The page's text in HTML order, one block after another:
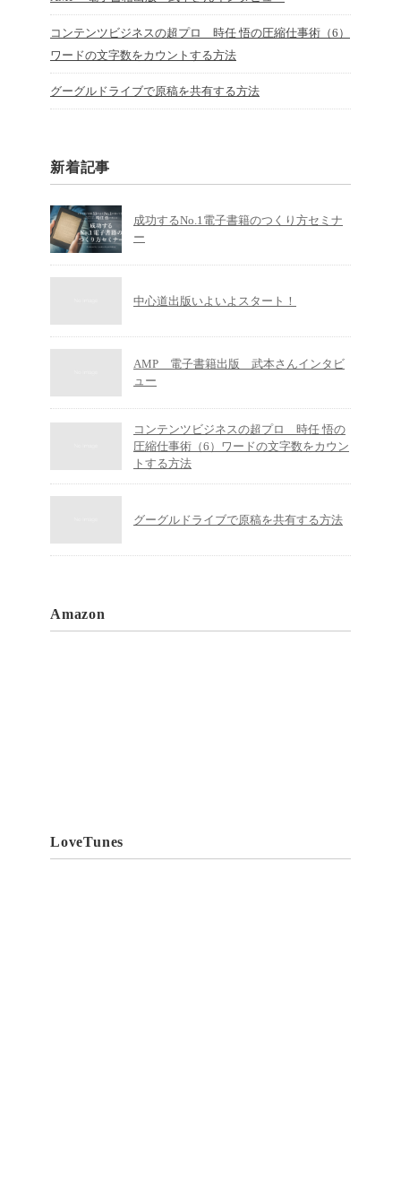
コンテンツビジネスの超プロ 時任 悟の圧縮仕事術（6）
ワードの文字数をカウントする方法
グーグルドライブで原稿を共有する方法
新着記事
成功するNo.1電子書籍のつくり方セミナ
ー
中心道出版いよいよスタート！
AMP 電子書籍出版 武本さんインタビ
ュー
コンテンツビジネスの超プロ 時任 悟の
圧縮仕事術（6）ワードの文字数をカウン
トする方法
グーグルドライブで原稿を共有する方法
Amazon
LoveTunes